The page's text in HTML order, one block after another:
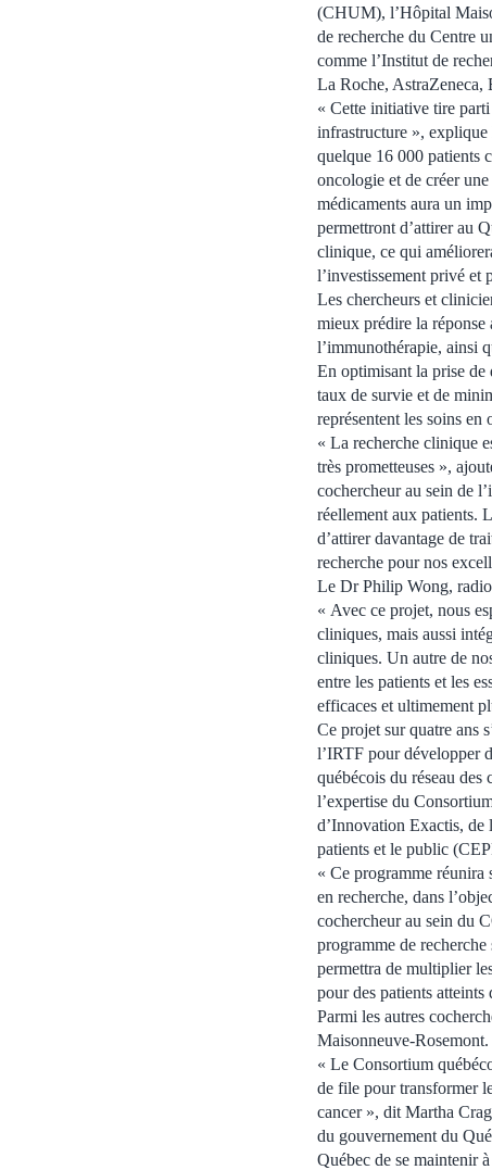
(CHUM), l’Hôpital
de recherche du Centre
comme l’Institut de
La Roche,
« Cette initiative tire parti
infrastructure »,
quelque 16 000 patients
oncologie et de créer
médicaments aura un
permettront d’attirer au
clinique, ce qui
l’investissement privé et
Les chercheurs et
mieux prédire la réponse
l’immunothérapie, ainsi
En optimisant la prise de
taux de survie et de
représentent les soins en
« La recherche clinique
très prometteuses »,
cochercheur au sein de
réellement aux patients.
d’attirer davantage de
recherche pour nos
Le Dr Philip Wong,
« Avec ce projet, nous
cliniques, mais aussi
cliniques. Un autre de
entre les patients et les
efficaces et ultimement
Ce projet sur quatre ans
l’IRTF pour développer
québécois du réseau
l’expertise du
d’Innovation Exactis, de
patients et le public
« Ce programme réunira
en recherche, dans
cochercheur au sein du
programme de
permettra de multiplier
pour des patients
Parmi les autres
Maisonneuve-Rosemont.
« Le Consortium
de file pour transformer
cancer », dit Martha
du gouvernement du
Québec de se maintenir